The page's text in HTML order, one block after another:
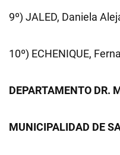
9º) JALED, Daniela
10º) ECHENIQUE,
DEPARTAMENTO DR.
MUNICIPALIDAD DE